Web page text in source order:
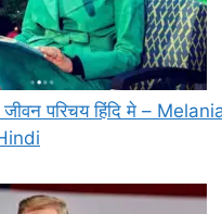
जीवन परिचय हिंदि मे –